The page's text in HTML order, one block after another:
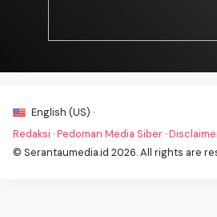
English (US) ·
Redaksi ·Pedoman Media Siber ·
© Serantaumedia.id 2026. All rights are